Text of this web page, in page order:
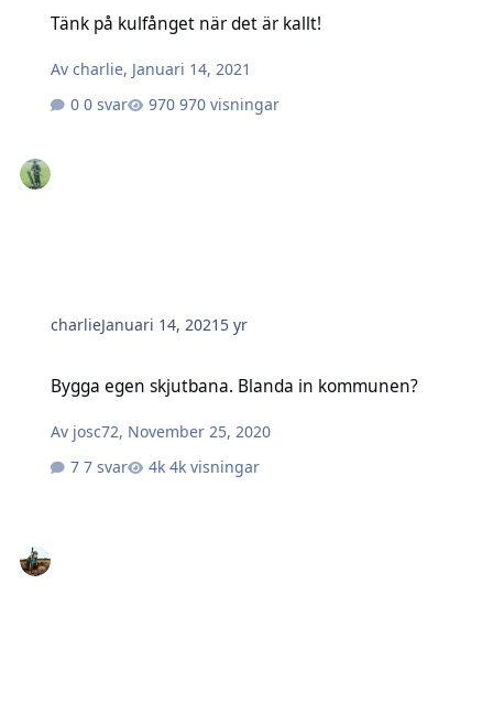
Tänk på kulfånget när det är kallt!
Avcharlie, Januari 14, 2021
0 svar
970 visningar
charlieJanuari 14, 2021 5 yr
Bygga egen skjutbana. Blanda in kommunen?
Av josc72, November 25, 2020
7 svar
4k visningar